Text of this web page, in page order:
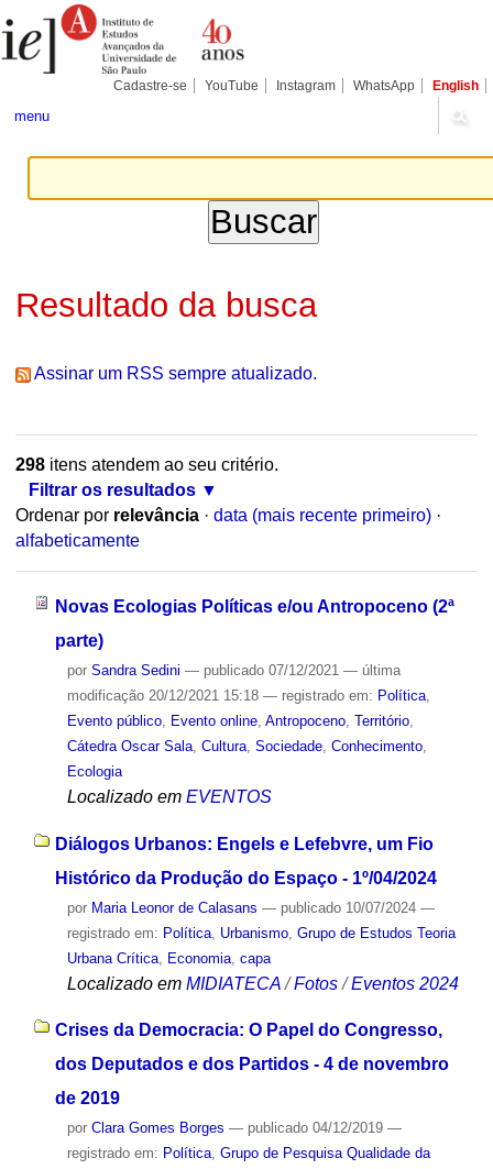
para
conteúdo.
Pessoais
Cadastre-se YouTube Instagram WhatsApp English
menu
Resultado da busca
Assinar um RSS sempre atualizado.
298itens atendem ao seu critério.
Filtrar os resultados
Ordenar por relevância · data (mais recente primeiro) ·
alfabeticamente
Novas Ecologias Políticas e/ou Antropoceno (2ª
parte)
por Sandra Sedini — publicado07/12/2021 — última
modificação20/12/2021 15:18 — registrado em: Política,
Evento público, Evento online, Antropoceno, Território,
Cátedra Oscar Sala, Cultura, Sociedade, Conhecimento,
Ecologia
Localizado em EVENTOS
Diálogos Urbanos: Engels e Lefebvre, um Fio
Histórico da Produção do Espaço - 1º/04/2024
por Maria Leonor de Calasans — publicado10/07/2024 —
registrado em: Política, Urbanismo, Grupo de Estudos Teoria
Urbana Crítica, Economia, capa
Localizado em MIDIATECA /Fotos /Eventos 2024
Crises da Democracia: O Papel do Congresso,
dos Deputados e dos Partidos - 4 de novembro
de 2019
por Clara Gomes Borges — publicado04/12/2019 —
registrado em: Política, Grupo de Pesquisa Qualidade da